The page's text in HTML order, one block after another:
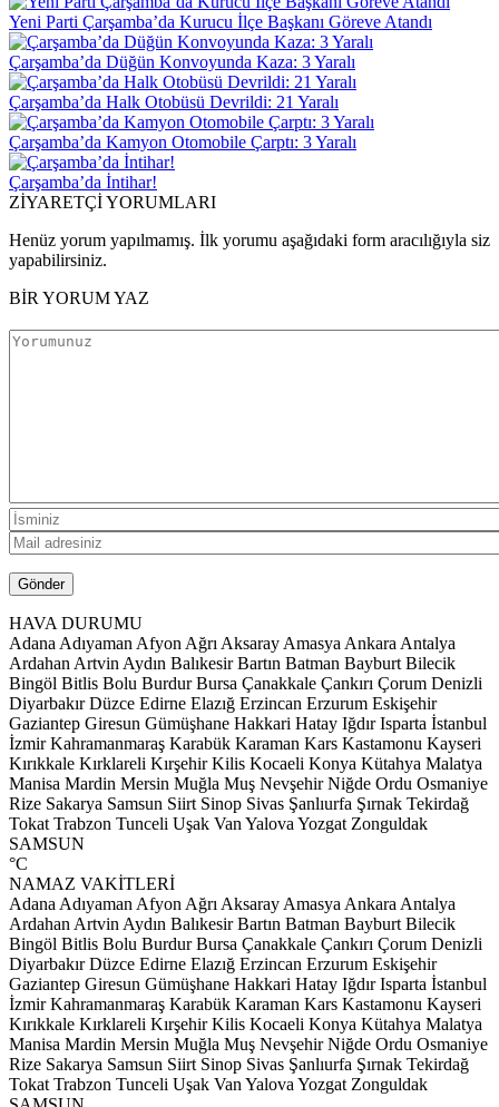
Yeni Parti Çarşamba’da Kurucu İlçe Başkanı Göreve Atandı
Çarşamba’da Düğün Konvoyunda Kaza: 3 Yaralı
Çarşamba’da Halk Otobüsü Devrildi: 21 Yaralı
Çarşamba’da Kamyon Otomobile Çarptı: 3 Yaralı
Çarşamba’da İntihar!
ZİYARETÇİ YORUMLARI
Henüz yorum yapılmamış. İlk yorumu aşağıdaki form aracılığıyla siz
yapabilirsiniz.
BİR YORUM YAZ
HAVA DURUMU
Adana Adıyaman Afyon Ağrı Aksaray Amasya Ankara Antalya
Ardahan Artvin Aydın Balıkesir Bartın Batman Bayburt Bilecik
Bingöl Bitlis Bolu Burdur Bursa Çanakkale Çankırı Çorum Denizli
Diyarbakır Düzce Edirne Elazığ Erzincan Erzurum Eskişehir
Gaziantep Giresun Gümüşhane Hakkari Hatay Iğdır Isparta İstanbul
İzmir Kahramanmaraş Karabük Karaman Kars Kastamonu Kayseri
Kırıkkale Kırklareli Kırşehir Kilis Kocaeli Konya Kütahya Malatya
Manisa Mardin Mersin Muğla Muş Nevşehir Niğde Ordu Osmaniye
Rize Sakarya Samsun Siirt Sinop Sivas Şanlıurfa Şırnak Tekirdağ
Tokat Trabzon Tunceli Uşak Van Yalova Yozgat Zonguldak
SAMSUN
°C
NAMAZ VAKİTLERİ
Adana Adıyaman Afyon Ağrı Aksaray Amasya Ankara Antalya
Ardahan Artvin Aydın Balıkesir Bartın Batman Bayburt Bilecik
Bingöl Bitlis Bolu Burdur Bursa Çanakkale Çankırı Çorum Denizli
Diyarbakır Düzce Edirne Elazığ Erzincan Erzurum Eskişehir
Gaziantep Giresun Gümüşhane Hakkari Hatay Iğdır Isparta İstanbul
İzmir Kahramanmaraş Karabük Karaman Kars Kastamonu Kayseri
Kırıkkale Kırklareli Kırşehir Kilis Kocaeli Konya Kütahya Malatya
Manisa Mardin Mersin Muğla Muş Nevşehir Niğde Ordu Osmaniye
Rize Sakarya Samsun Siirt Sinop Sivas Şanlıurfa Şırnak Tekirdağ
Tokat Trabzon Tunceli Uşak Van Yalova Yozgat Zonguldak